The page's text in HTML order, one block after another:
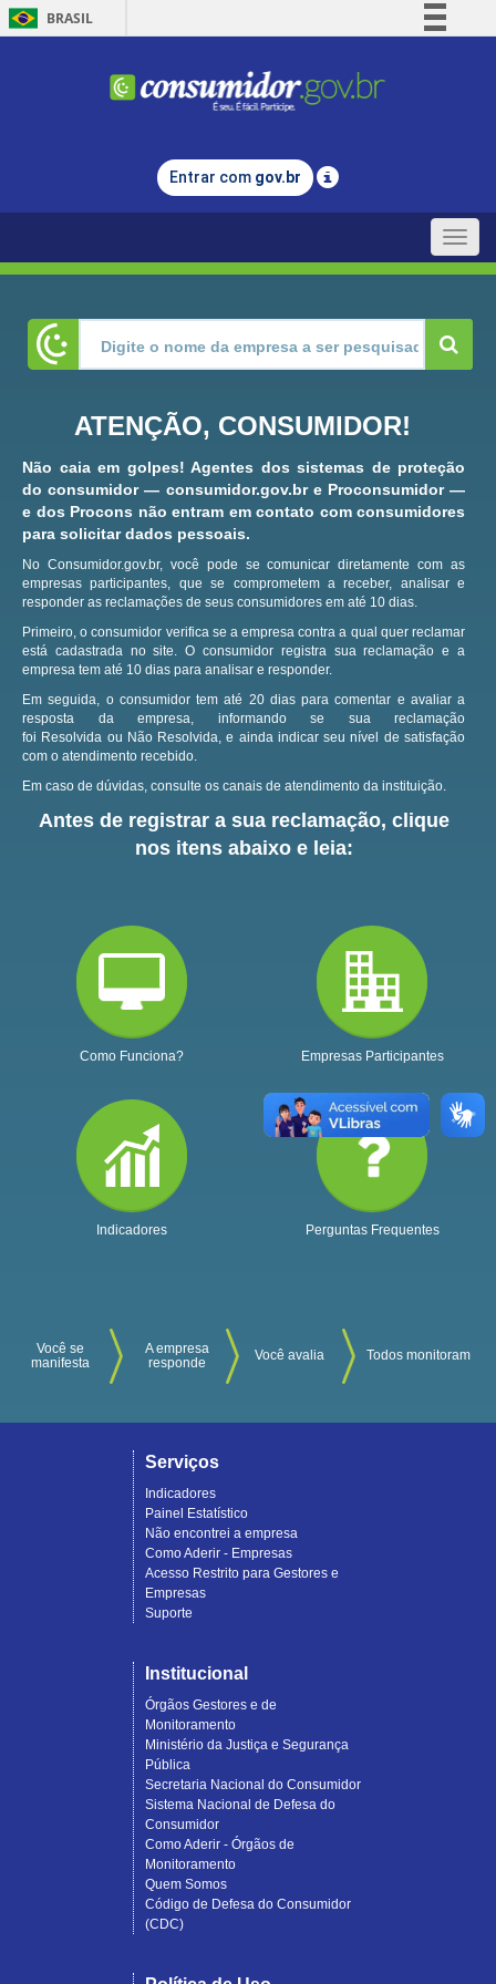
BRASIL
Comunica BR
Legislação
Entrar com gov.br
Toggle
ATENÇÃO, CONSUMIDOR!
Não caia em golpes! Agentes dos sistemas de proteção
do consumidor — consumidor.gov.br e Proconsumidor —
e dos Procons não entram em contato com consumidores
para solicitar dados pessoais.
No Consumidor.gov.br, você pode se comunicar diretamente com as
empresas participantes, que se comprometem a receber, analisar e
responder as reclamações de seus consumidores em até 10 dias.
Primeiro, o consumidor verifica se a empresa contra a qual quer reclamar
está cadastrada no site.O consumidor registra sua reclamação e a
empresa tem até 10 dias para analisar e responder.
Em seguida, o consumidor tem até 20 dias para comentar e avaliar a
resposta da empresa, informando se sua reclamação
foi Resolvida ou Não Resolvida, e ainda indicar seu nível de satisfação
com o atendimento recebido.
Em caso de dúvidas, consulte os canais de atendimento da instituição.
Antes de registrar a sua reclamação, clique
nos itens abaixo e leia:
Como Funciona? Empresas Participantes
Indicadores Perguntas Frequentes
Você se
manifesta
A empresa
responde
Você avalia Todos monitoram
Serviços
Indicadores
Painel Estatístico
Não encontrei a empresa
Como Aderir - Empresas
Acesso Restrito para Gestores e
Empresas
Suporte
Institucional
Órgãos Gestores e de
Monitoramento
Ministério da Justiça e Segurança
Pública
Secretaria Nacional do Consumidor
Sistema Nacional de Defesa do
Consumidor
Como Aderir - Órgãos de
Monitoramento
Quem Somos
Código de Defesa do Consumidor
(CDC)